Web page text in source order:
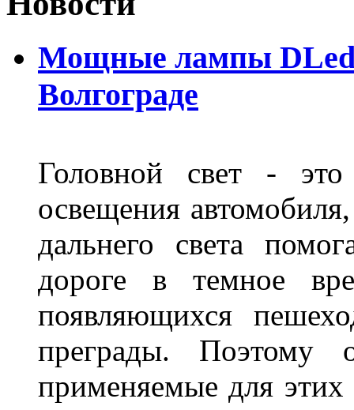
Мощные лампы DLed
Волгограде
Головной свет -
освещения
дальнего света
дороге в темное
появляющихся
преграды. Поэтому
применяемые для